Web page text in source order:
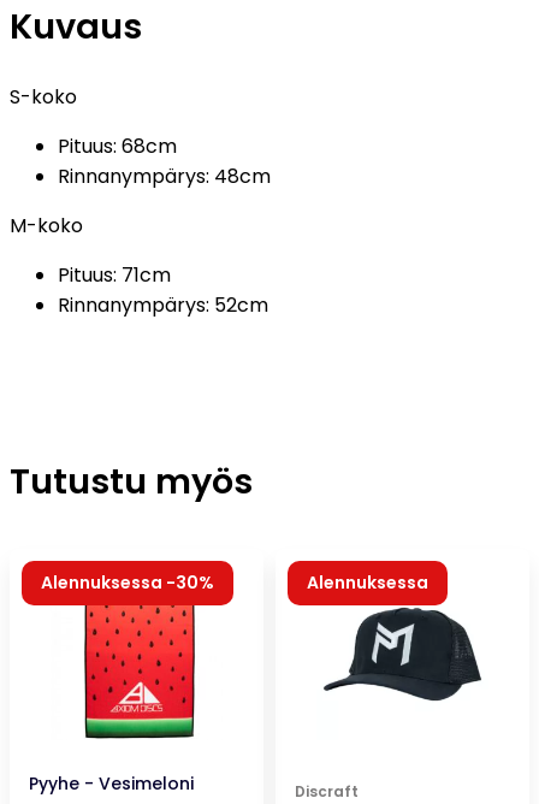
Kuvaus
S-koko
Pituus: 68cm
Rinnanympärys: 48cm
M-koko
Pituus: 71cm
Rinnanympärys: 52cm
Tutustu myös
Pyyhe - Vesimeloni
Alennuksessa -30%
Discraft
Alennuksessa